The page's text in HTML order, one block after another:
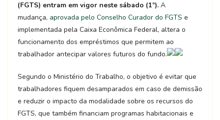
(FGTS) entram em vigor neste sábado (1º). A
mudança, aprovada pelo Conselho Curador do FGTS e
implementada pela Caixa Econômica Federal, altera o
funcionamento dos empréstimos que permitem ao
trabalhador antecipar valores futuros do fundo.
Segundo o Ministério do Trabalho, o objetivo é evitar que
trabalhadores fiquem desamparados em caso de demissão
e reduzir o impacto da modalidade sobre os recursos do
FGTS, que também financiam programas habitacionais e